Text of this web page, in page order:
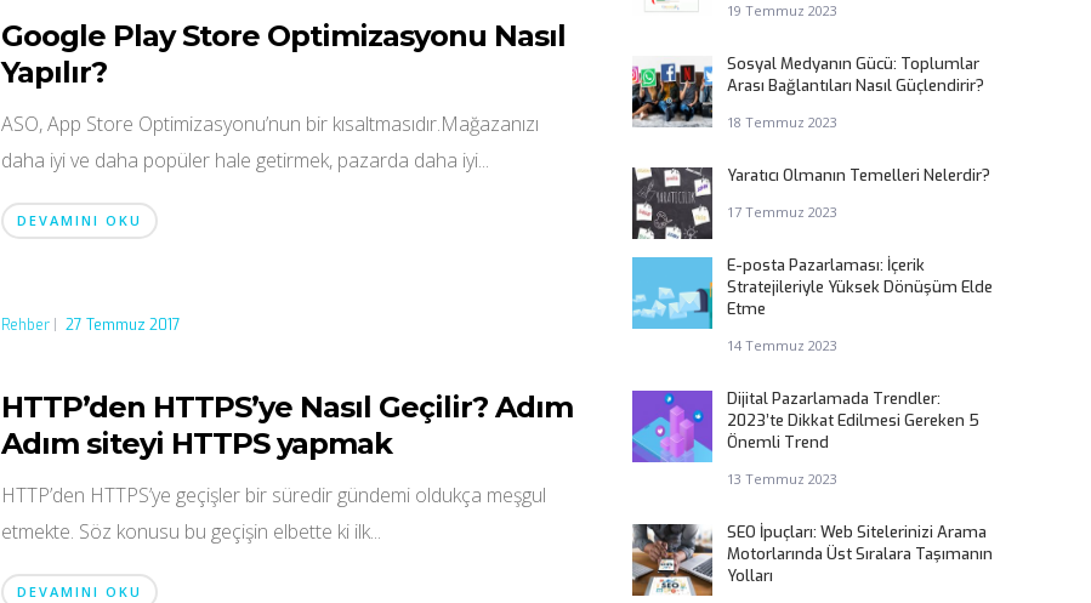
Google Play Store Optimizasyonu Nasıl
Yapılır?
ASO, App Store Optimizasyonu’nun bir kısaltmasıdır.Mağazanızı
daha iyi ve daha popüler hale getirmek, pazarda daha iyi...
DEVAMINI OKU
Rehber 27 Temmuz 2017
HTTP’den HTTPS’ye Nasıl Geçilir? Adım
Adım siteyi HTTPS yapmak
HTTP’den HTTPS’ye geçişler bir süredir gündemi oldukça meşgul
etmekte. Söz konusu bu geçişin elbette ki ilk...
DEVAMINI OKU
19 Temmuz 2023
Sosyal Medyanın Gücü: Toplumlar
Arası Bağlantıları Nasıl Güçlendirir?
18 Temmuz 2023
Yaratıcı Olmanın Temelleri Nelerdir?
17 Temmuz 2023
E-posta Pazarlaması: İçerik
Stratejileriyle Yüksek Dönüşüm Elde
Etme
14 Temmuz 2023
Dijital Pazarlamada Trendler:
2023’te Dikkat Edilmesi Gereken 5
Önemli Trend
13 Temmuz 2023
SEO İpuçları: Web Sitelerinizi Arama
Motorlarında Üst Sıralara Taşımanın
Yolları